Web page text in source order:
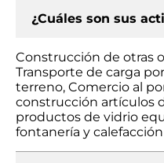
¿Cuáles son sus
Construcción de otras
Transporte de carga
terreno, Comercio al
construcción artículos
productos de vidrio
fontanería y calefacción